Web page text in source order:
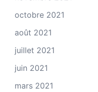
octobre 2021
août 2021
juillet 2021
juin 2021
mars 2021